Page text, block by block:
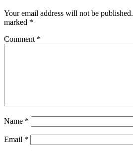
Your email address will not be published.
marked *
Comment *
Name *
Email *